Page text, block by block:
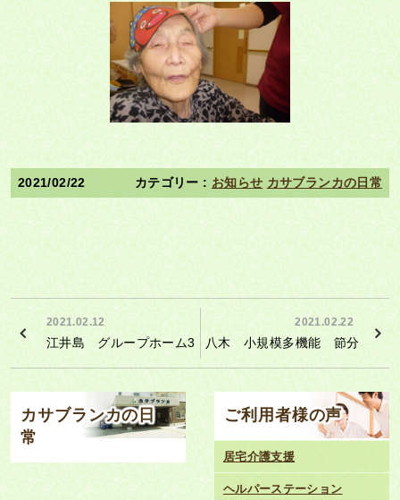
お知らせ カサブランカの日常
2021/02/22
2021.02.12
江井島 グループホーム3F 節分
2021.02.22
八木 小規模多機能 節分
カサブランカの日
常
ご利用者様の声
居宅介護支援
ヘルパーステーション